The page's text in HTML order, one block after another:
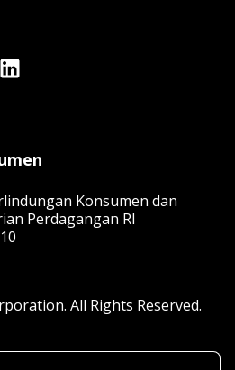
Konsumen dan
Perdagangan RI
All Rights Reserved.